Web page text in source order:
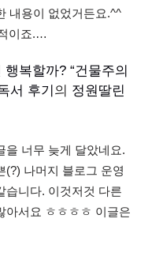
내용이 없었거든요.^^
이죠.…
복할까? “건물주의
서 후기 의 정원딸린
을 너무 늦게 달았네요.
(?) 나머지 블로그 운영
습니다. 이것저것 다른
아서요 ㅎㅎㅎㅎ 이글은